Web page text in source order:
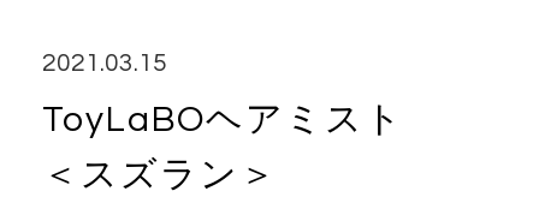
2021.03.15
ToyLaBOヘアミスト
＜スズラン＞